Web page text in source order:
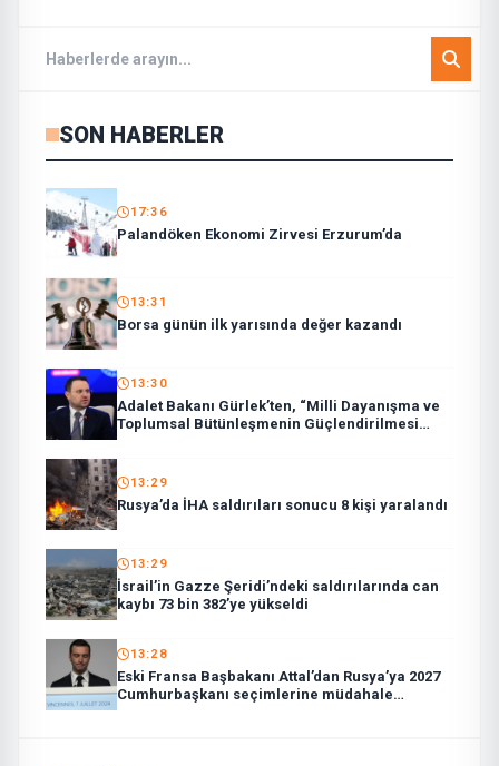
SON HABERLER
17:36
Palandöken Ekonomi Zirvesi Erzurum’da
13:31
Borsa günün ilk yarısında değer kazandı
13:30
Adalet Bakanı Gürlek’ten, “Milli Dayanışma ve
Toplumsal Bütünleşmenin Güçlendirilmesi
13:29
Rusya’da İHA saldırıları sonucu 8 kişi yaralandı
13:29
İsrail’in Gazze Şeridi’ndeki saldırılarında can
kaybı 73 bin 382’ye yükseldi
13:28
Eski Fransa Başbakanı Attal’dan Rusya’ya 2027
Cumhurbaşkanı seçimlerine müdahale